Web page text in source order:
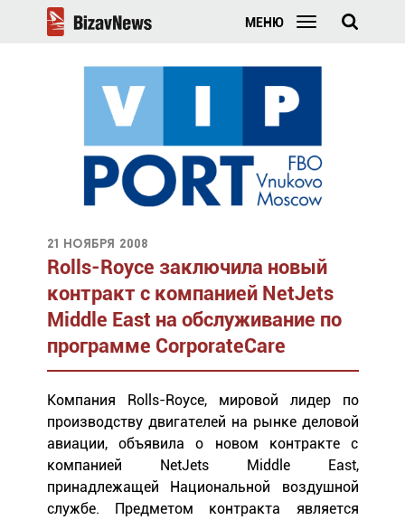
МЕНЮ
21 ноября 2008
Rolls-Royce заключила новый
контракт с компанией NetJets
Middle East на обслуживание по
программе CorporateCare
Компания Rolls-Royce, мировой лидер по
производству двигателей на рынке деловой
авиации, объявила о новом контракте с
компанией NetJets Middle East,
принадлежащей Национальной воздушной
службе. Предметом контракта является